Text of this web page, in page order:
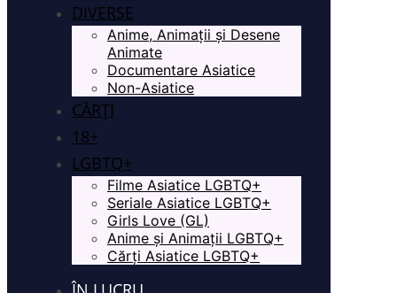
DIVERSE
Anime, Animații și Desene
Animate
Documentare Asiatice
Non-Asiatice
CĂRȚI
18+
LGBTQ+
Filme Asiatice LGBTQ+
Seriale Asiatice LGBTQ+
Girls Love (GL)
Anime și Animații LGBTQ+
Cărți Asiatice LGBTQ+